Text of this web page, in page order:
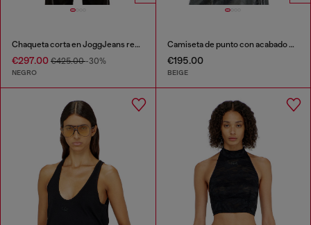
Chaqueta corta en JoggJeans revestido brillante.
€297.00 €425.00-30%
NEGRO
Camiseta de punto con acabado metalizado
€195.00
BEIGE